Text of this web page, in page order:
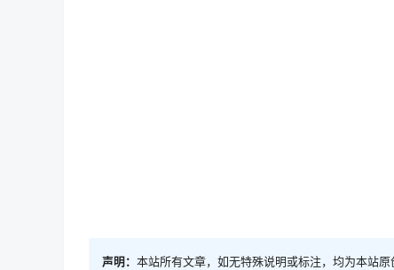
声明： 本站所有文章，如无特殊说明或标注，均为本站